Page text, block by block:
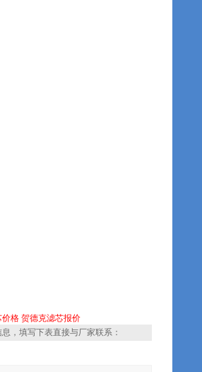
价格 贺德克滤芯报价
，填写下表直接与厂家联系：